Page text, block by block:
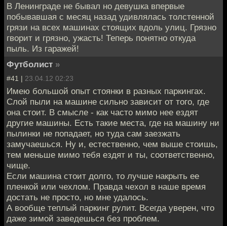
В Ленинграде не бывал но девушка впервые
побывавшая с месяц назад удивлялась толстенной
грязи на всех машинах стоящих вдоль улиц. Грязно
гворит и грязно, ужасть! Теперь понятно откуда
пыль. Из гаражей!
Футболист »
#41 | 23.04.12 02:23
Имею большой опыт стоянки в разных паркингах.
Слой пыли на машине сильно зависит от того, где
она стоит. В смысле - как часто мимо нее ездят
другие машины. Есть такие места, где на машину ни
пылинки не попадает, но туда сам заезжать
замучаешься. Ну и, естественно, чем выше стоишь,
тем меньше мимо тебя ездят и ты, соответственно,
чище.
Если машина стоит долго, то лучше накрыть ее
пленкой или чехлом. Правда чехол в наше время
достать не просто, но мне удалось.
А вообще теплый паркинг рулит. Всегда уверен, что
даже зимой заведешься без проблем.